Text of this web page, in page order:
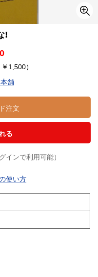
!
1,500）
舗
注文
る
インで利用可能）
使い方